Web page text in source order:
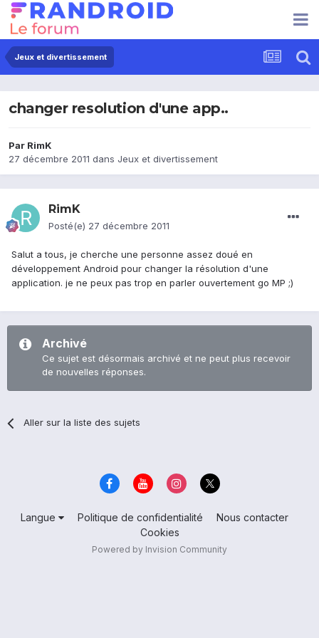
Jeux et divertissement
changer resolution d'une app..
Par RimK
27 décembre 2011 dans Jeux et divertissement
RimK
Posté(e) 27 décembre 2011
Salut a tous, je cherche une personne assez doué en
développement Android pour changer la résolution d'une
application. je ne peux pas trop en parler ouvertement go MP ;)
Archivé
Ce sujet est désormais archivé et ne peut plus recevoir
de nouvelles réponses.
Aller sur la liste des sujets
Langue Politique de confidentialité
Nous contacter
Cookies
Powered by Invision Community